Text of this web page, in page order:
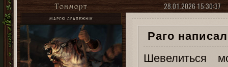
28.01.2026 15:30:37
Тонморт
МАРСКІ ДРАПЕЖНІК
Раго
Шевелиться